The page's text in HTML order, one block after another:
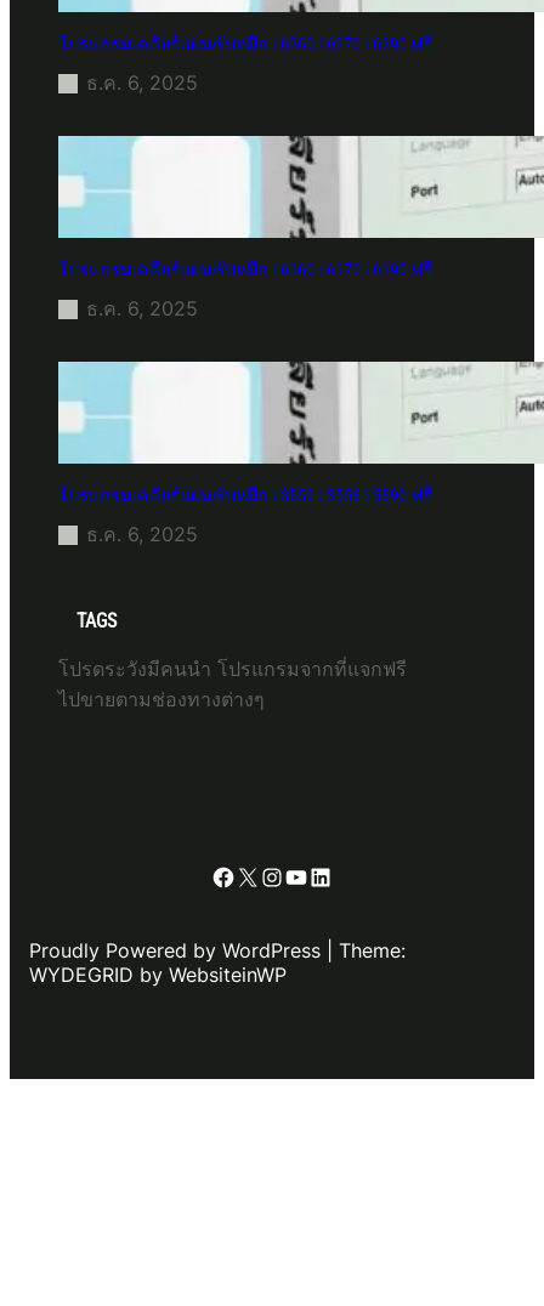
โปรแกรมเคลียร์แผ่นซับหมึก L6260 L6270 L6290 ฟรี
ธ.ค. 6, 2025
โปรแกรมเคลียร์แผ่นซับหมึก L6160 L6170 L6190 ฟรี
ธ.ค. 6, 2025
โปรแกรมเคลียร์แผ่นซับหมึก L3550 L3556 L5590 ฟรี
ธ.ค. 6, 2025
TAGS
โปรดระวังมีคนนำ โปรแกรมจากที่แจกฟรี
ไปขายตามช่องทางต่างๆ
Facebook
X Instagram
YouTube
LinkedIn
Proudly Powered by WordPress | Theme:
WYDEGRID by WebsiteinWP